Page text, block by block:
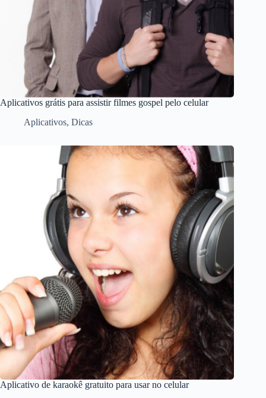
Aplicativos grátis para assistir filmes gospel pelo celular
Aplicativos, Dicas
Aplicativo de karaokê gratuito para usar no celular